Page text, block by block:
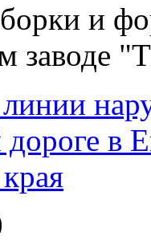
и
заводе
в